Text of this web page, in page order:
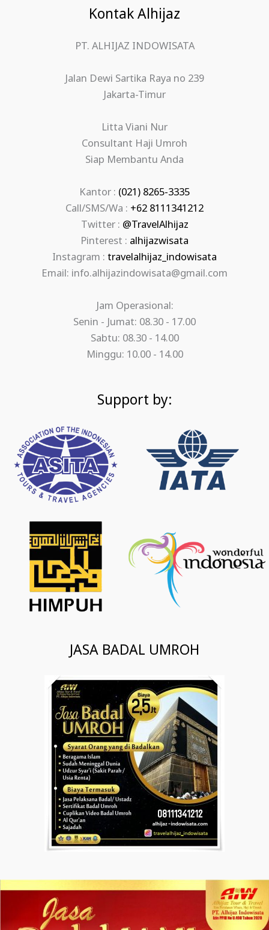
Kontak Alhijaz
PT. ALHIJAZ INDOWISATA
Jalan Dewi Sartika Raya no 239
Jakarta-Timur
Litta Viani Nur
Consultant Haji Umroh
Siap Membantu Anda
Kantor : (021) 8265-3335
Call/SMS/Wa : +62 8111341212
Twitter : @TravelAlhijaz
Pinterest : alhijazwisata
Instagram : travelalhijaz_indowisata
Email: info.alhijazindowisata@gmail.com
Jam Operasional:
Senin - Jumat: 08.30 - 17.00
Sabtu: 08.30 - 14.00
Minggu: 10.00 - 14.00
Support by:
JASA BADAL UMROH